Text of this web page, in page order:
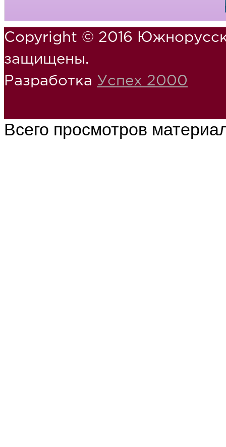
Copyright © 2016
защищены.
Разработка Успех 2000
Всего просмотров